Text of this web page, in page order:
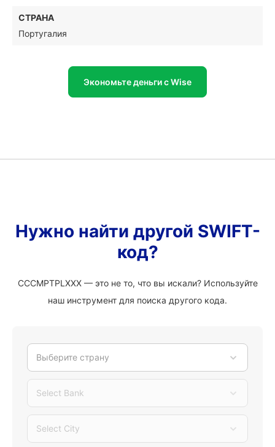
СТРАНА
Португалия
Экономьте деньги с Wise
Нужно найти другой SWIFT-
код?
CCCMPTPLXXX — это не то, что вы искали? Используйте
наш инструмент для поиска другого кода.
Выберите страну
Select Bank
Select City